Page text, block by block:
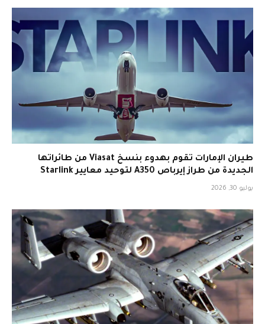
طيران الإمارات تقوم بهدوء بنسخ Viasat من طائراتها
الجديدة من طراز إيرباص A350 لتوحيد معايير Starlink
يوليو 30, 2026